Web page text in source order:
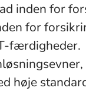
inden for
for
færdigheder.
høje